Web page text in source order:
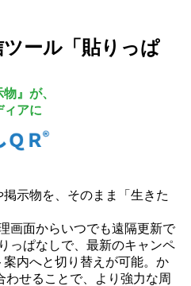
ール「貼りっぱ
』が、
ィアに
示物を、そのまま「生きた
画面からいつでも遠隔更新で
っぱなしで、最新のキャンペ
内へと切り替えが可能。か
わせることで、より強力な周